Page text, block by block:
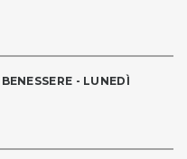
- LUNEDÌ